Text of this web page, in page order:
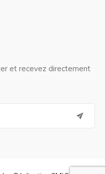
et recevez directement